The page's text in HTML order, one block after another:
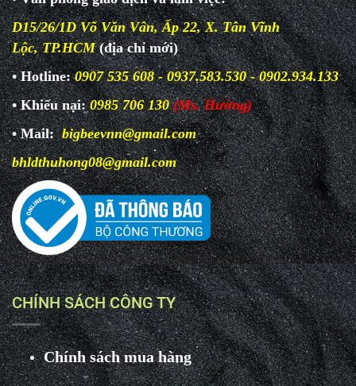
D15/26/1D Võ Văn Vân, Ấp 22, X. Tân Vĩnh
Lộc, TP.HCM(địa chỉ mới)
• Hotline:0907 535 608 - 0937.583.530 - 0902.934.133
• Khiếu nại: 0985 706 130 (Ms. Hường)
• Mail:bigbeevnn@gmail.com
bhldthuhong08@gmail.com
CHÍNH SÁCH CÔNG TY
Chính sách mua hàng